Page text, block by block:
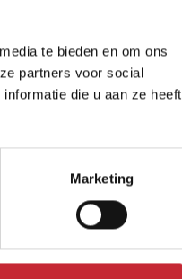
te bieden en om ons
partners voor social
die u aan ze heeft
Marketing